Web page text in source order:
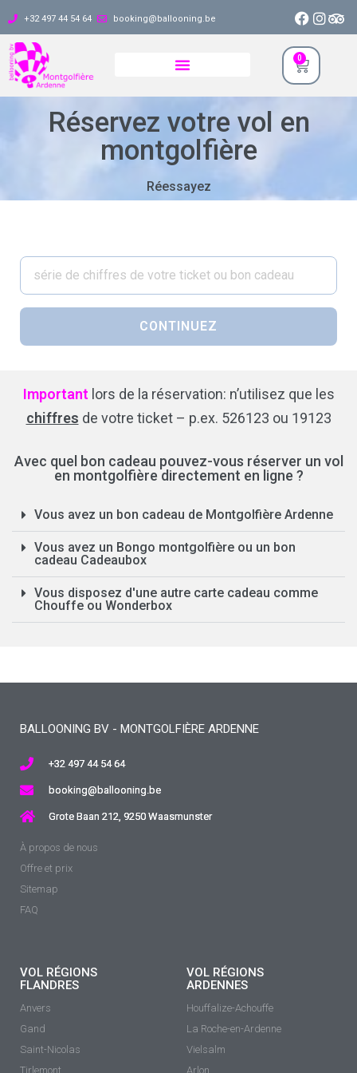
+32 497 44 54 64 booking@ballooning.be
0
Réservez votre vol en
montgolfière
Réessayez
Important lors de la réservation: n’utilisez que les
chiffres de votre ticket – p.ex. 526123 ou 19123
Avec quel bon cadeau pouvez-vous réserver un vol
en montgolfière directement en ligne ?
Vous avez un bon cadeau de Montgolfière Ardenne
Vous avez un Bongo montgolfière ou un bon
cadeau Cadeaubox
Vous disposez d'une autre carte cadeau comme
Chouffe ou Wonderbox
BALLOONING BV - MONTGOLFIÈRE ARDENNE
+32 497 44 54 64
booking@ballooning.be
Grote Baan 212, 9250 Waasmunster
À propos de nous
Offre et prix
Sitemap
FAQ
VOL RÉGIONS
FLANDRES
Anvers
Gand
Saint-Nicolas
Tirlemont
VOL RÉGIONS
ARDENNES
Houffalize-Achouffe
La Roche-en-Ardenne
Vielsalm
Arlon